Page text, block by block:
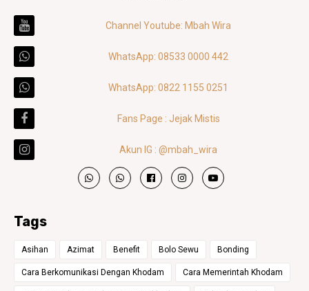
Channel Youtube: Mbah Wira
WhatsApp: 08533 0000 442
WhatsApp: 0822 1155 0251
Fans Page : Jejak Mistis
Akun IG : @mbah_wira
Tags
Asihan Azimat Benefit Bolo Sewu Bonding
Cara Berkomunikasi Dengan Khodam Cara Memerintah Khodam